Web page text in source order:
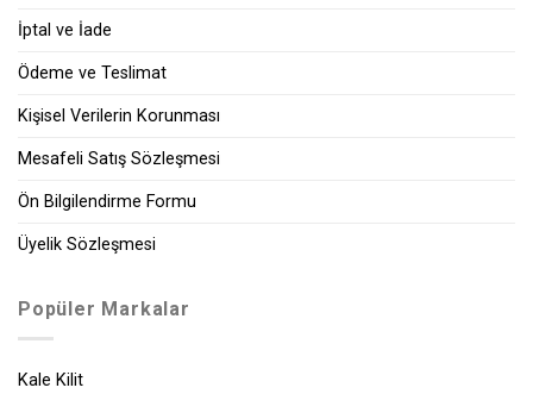
İptal ve İade
Ödeme ve Teslimat
Kişisel Verilerin Korunması
Mesafeli Satış Sözleşmesi
Ön Bilgilendirme Formu
Üyelik Sözleşmesi
Popüler Markalar
Kale Kilit